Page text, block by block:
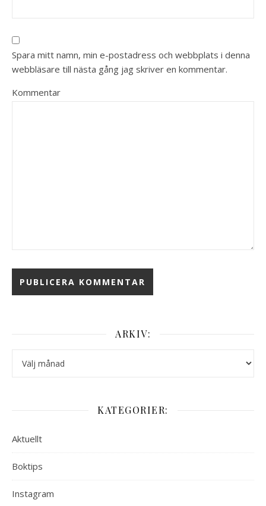
Spara mitt namn, min e-postadress och webbplats i denna
webbläsare till nästa gång jag skriver en kommentar.
Kommentar
ARKIV:
KATEGORIER:
Aktuellt
Boktips
Instagram